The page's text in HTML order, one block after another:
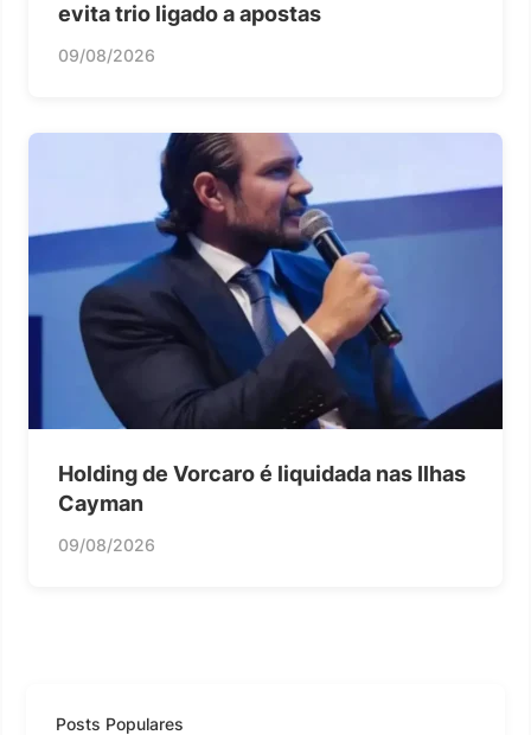
evita trio ligado a apostas
09/08/2026
Holding de Vorcaro é liquidada nas Ilhas
Cayman
09/08/2026
Posts Populares